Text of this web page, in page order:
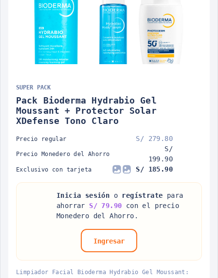
SUPER PACK
Pack Bioderma Hydrabio Gel
Moussant + Protector Solar
XDefense Tono Claro
Precio regular S/ 279.80
Precio Monedero del Ahorro
S/
199.90
Exclusivo con tarjeta S/ 185.90
Inicia sesión o regístrate para
ahorrar S/ 79.90 con el precio
Monedero del Ahorro.
Ingresar
Limpiador Facial Bioderma Hydrabio Gel Moussant: